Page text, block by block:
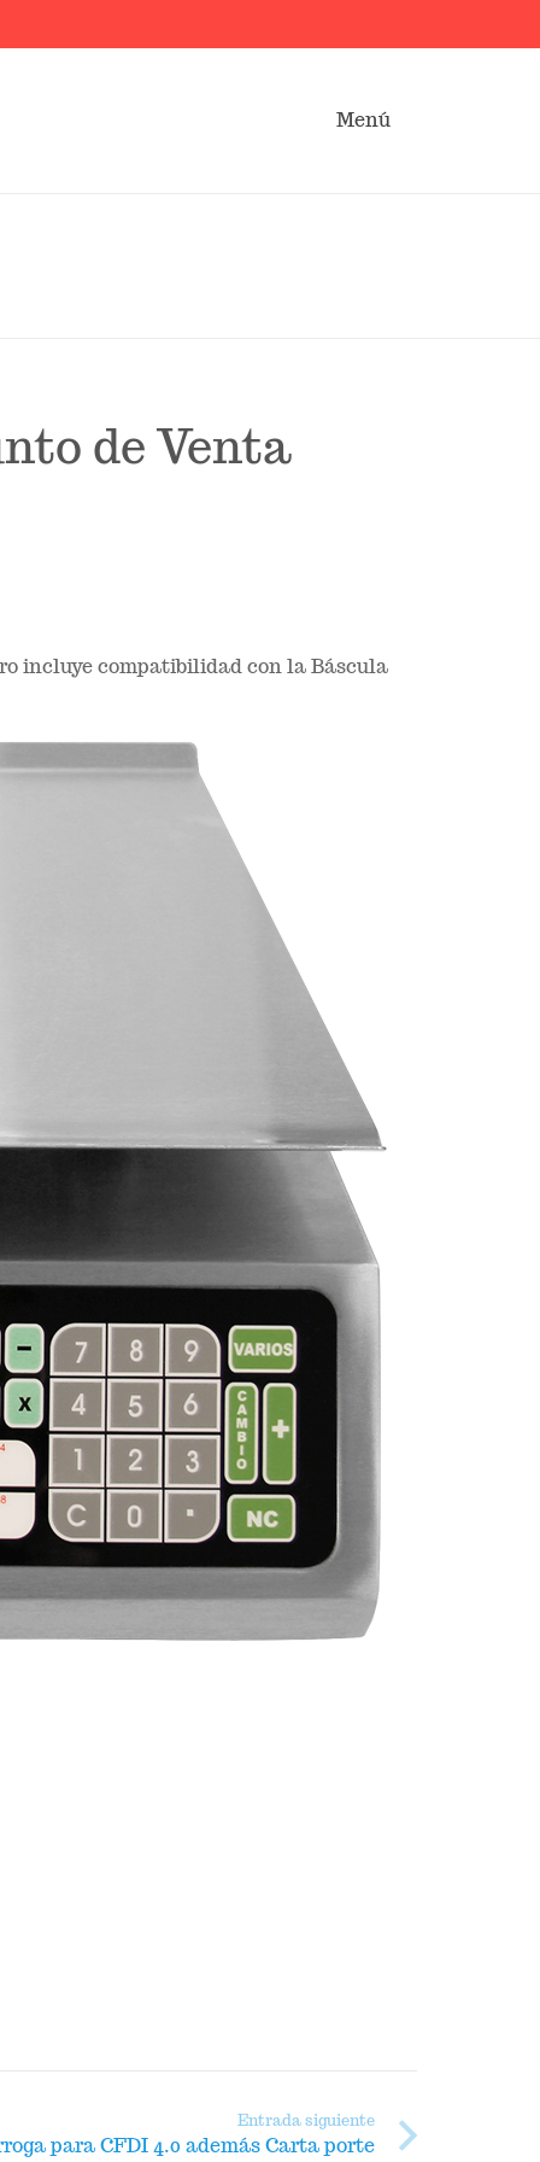
Menú
de Venta
incluye compatibilidad con la Báscula
Entrada siguiente
para CFDI 4.0 además Carta porte